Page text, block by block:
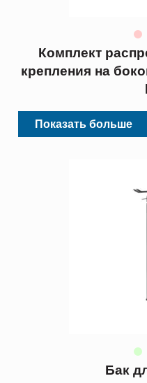
Комплект
крепления на
Показать больше
Бак